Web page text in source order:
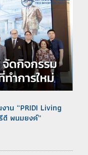
น “PRIDI Living
ดี พนมยงค์”